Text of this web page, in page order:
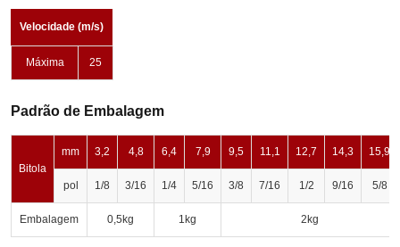
Velocidade (m/s)
Máxima 25
Padrão de Embalagem
Bitola
mm 3,2 4,8 6,4 7,9 9,5 11,1 12,7 14,3 15,9
pol 1/8 3/16 1/4 5/16 3/8 7/16 1/2 9/16 5/8
Embalagem 0,5kg 1kg 2kg